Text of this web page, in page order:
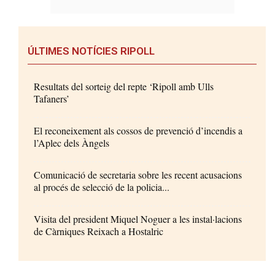
ÚLTIMES NOTÍCIES RIPOLL
Resultats del sorteig del repte ‘Ripoll amb Ulls
Tafaners’
El reconeixement als cossos de prevenció d’incendis a
l’Aplec dels Àngels
Comunicació de secretaria sobre les recent acusacions
al procés de selecció de la policia...
Visita del president Miquel Noguer a les instal·lacions
de Càrniques Reixach a Hostalric